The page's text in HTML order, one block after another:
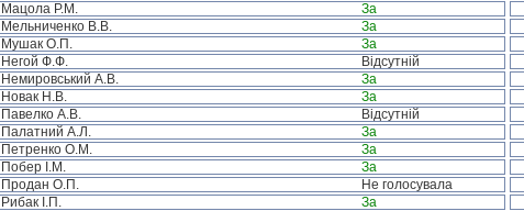
Мацола Р.М.
За
Мельниченко В.В.
За
Мушак О.П.
За
Негой Ф.Ф.
Відсутній
Немировський А.В.
За
Новак Н.В.
За
Павелко А.В.
Відсутній
Палатний А.Л.
За
Петренко О.М.
За
Побер І.М.
За
Продан О.П.
Не голосувала
Рибак І.П.
За